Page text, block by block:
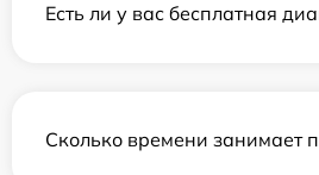
Есть ли у вас бесплатная
Сколько времени занимает